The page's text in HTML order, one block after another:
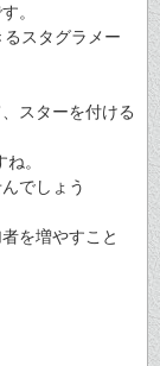
。
スタグラメー
スターを付ける
。
でしょう
を増やすこと